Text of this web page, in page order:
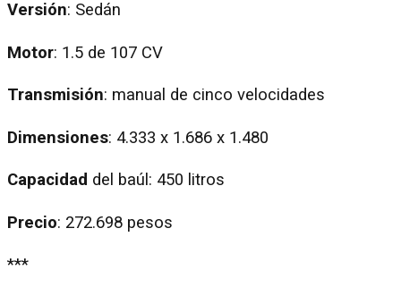
Versión: Sedán
Motor: 1.5 de 107 CV
Transmisión: manual de cinco velocidades
Dimensiones: 4.333 x 1.686 x 1.480
Capacidad del baúl: 450 litros
Precio: 272.698 pesos
***